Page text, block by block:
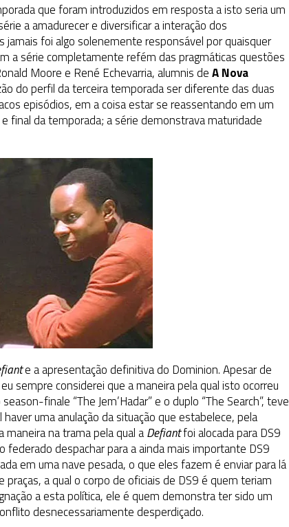
que foram introduzidos em resposta a isto seria um
a amadurecer e diversificar a interação dos
foi algo solenemente responsável por quaisquer
a série completamente refém das pragmáticas questões
Moore e René Echevarria, alumnis deA Nova
do perfil da terceira temporada ser diferente das duas
episódios, em a coisa estar se reassentando em um
final da temporada; a série demonstrava maturidade
e a apresentação definitiva do Dominion. Apesar de
sempre considerei que a maneira pela qual isto ocorreu
finale “The Jem’Hadar” e o duplo “The Search”, teve
uma anulação da situação que estabelece, pela
na trama pela qual aDefiantfoi alocada para DS9
despachar para a ainda mais importante DS9
em uma nave pesada, o que eles fazem é enviar para lá
a qual o corpo de oficiais de DS9 é quem teriam
a esta política, ele é quem demonstra ter sido um
desnecessariamente desperdiçado.